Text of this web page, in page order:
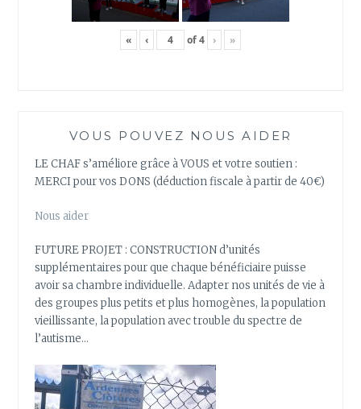
« ‹ of4 › »
VOUS POUVEZ NOUS AIDER
LE CHAF s’améliore grâce à VOUS et votre soutien :
MERCI pour vos DONS (déduction fiscale à partir de 40€)
Nous aider
FUTURE PROJET : CONSTRUCTION d’unités
supplémentaires pour que chaque bénéficiaire puisse
avoir sa chambre individuelle. Adapter nos unités de vie à
des groupes plus petits et plus homogènes, la population
vieillissante, la population avec trouble du spectre de
l’autisme…